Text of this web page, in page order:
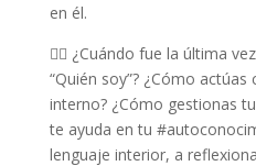
en él.
✌🏼 ¿Cuándo fue la última
“Quién soy”? ¿Cómo
interno? ¿Cómo gestionas
te ayuda en tu
lenguaje interior, a